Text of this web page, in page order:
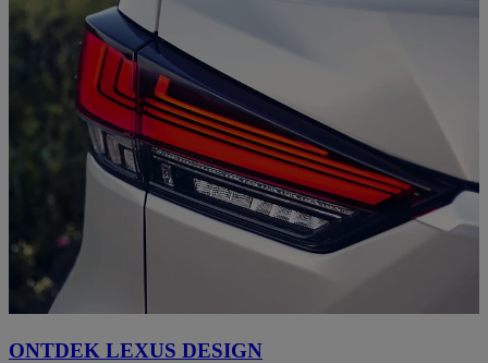
ONTDEK LEXUS DESIGN